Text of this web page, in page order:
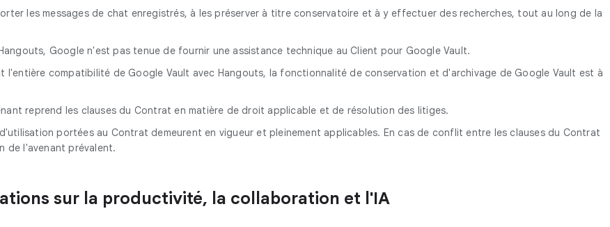
les messages de chat enregistrés, à les préserver à titre conservatoire et à y effectuer des recherches, tout au long de la
Google n'est pas tenue de fournir une assistance technique au Client pour Google Vault.
compatibilité de Google Vault avec Hangouts, la fonctionnalité de conservation et d'archivage de Google Vault est à
reprend les clauses du Contrat en matière de droit applicable et de résolution des litiges.
portées au Contrat demeurent en vigueur et pleinement applicables. En cas de conflit entre les clauses du Contrat
de l'avenant prévalent.
sur la productivité, la collaboration et l'IA